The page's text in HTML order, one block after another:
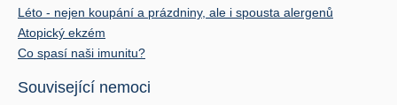
Léto - nejen koupání a prázdniny, ale i spousta alergenů
Atopický ekzém
Co spasí naši imunitu?
Související nemoci